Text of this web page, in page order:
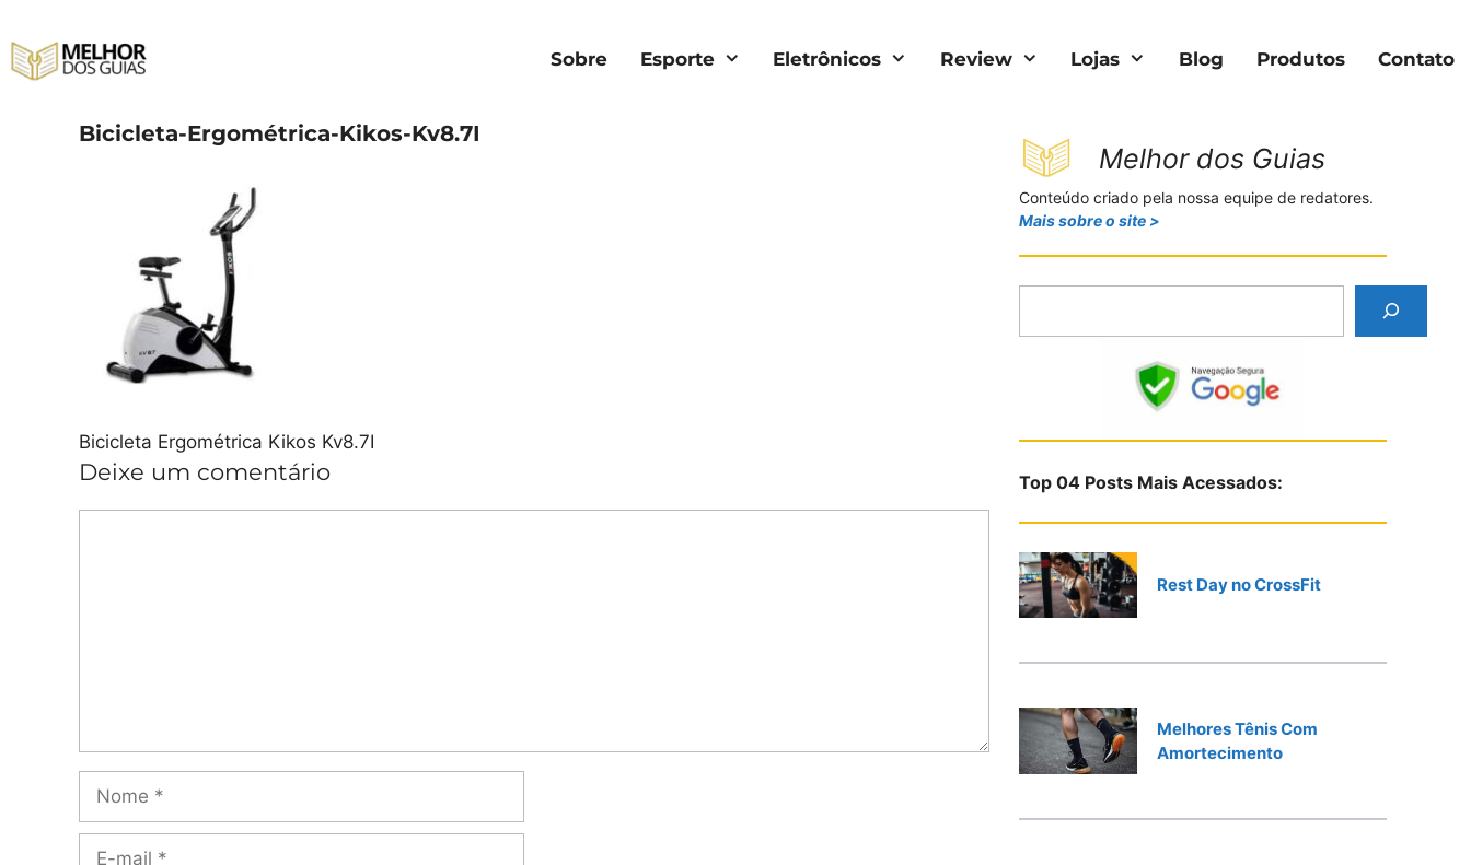
para
Sobre Esporte Eletrônicos Review Lojas Blog Produtos Contato
Bicicleta-Ergométrica-Kikos-Kv8.7I
Bicicleta Ergométrica Kikos Kv8.7I
Deixe um comentário
Nome
Melhor dos Guias
Conteúdo criado pela nossa equipe de redatores.
Mais sobre o site >
a
Top 04 Posts Mais Acessados:
Rest Day no CrossFit
Melhores Tênis Com
Amortecimento